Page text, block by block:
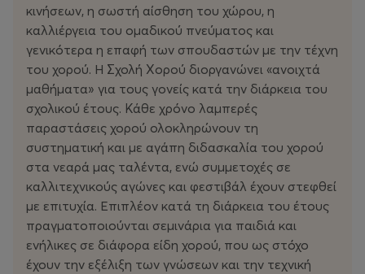
κινήσεων, η σωστή αίσθηση του χώρου, η
καλλιέργεια του ομαδικού πνεύματος και
γενικότερα η επαφή των σπουδαστών με την τέχνη
του χορού. Η Σχολή Χορού διοργανώνει «ανοιχτά
μαθήματα» για τους γονείς κατά την διάρκεια του
σχολικού έτους. Κάθε χρόνο λαμπερές
παραστάσεις χορού ολοκληρώνουν τη
συστηματική και με αγάπη διδασκαλία του χορού
στα νεαρά μας ταλέντα, ενώ συμμετοχές σε
καλλιτεχνικούς αγώνες και φεστιβάλ έχουν στεφθεί
με επιτυχία. Επιπλέον κατά τη διάρκεια του έτους
πραγματοποιούνται σεμινάρια για παιδιά και
ενήλικες σε διάφορα είδη χορού, που ως στόχο
έχουν την εξέλιξη των γνώσεων και την τεχνική